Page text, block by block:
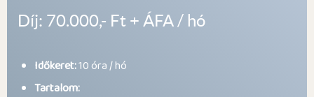
Díj: 70.000,- Ft + ÁFA / hó
Időkeret:10 óra / hó
Tartalom: